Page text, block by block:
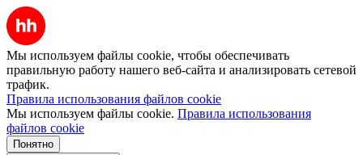
Мы используем файлы cookie, чтобы обеспечивать
правильную работу нашего веб-сайта и анализировать сетевой
трафик.
Правила использования файлов cookie
Мы используем файлы cookie. Правила использования
файлов cookie
Понятно